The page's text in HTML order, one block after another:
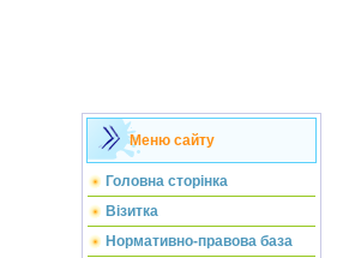
Меню сайту
Головна сторінка
Візитка
Нормативно-правова база